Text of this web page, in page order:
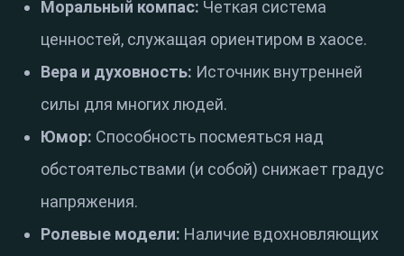
Моральный компас: Четкая система
ценностей, служащая ориентиром в хаосе.
Вера и духовность: Источник внутренней
силы для многих людей.
Юмор: Способность посмеяться над
обстоятельствами (и собой) снижает градус
напряжения.
Ролевые модели: Наличие вдохновляющих